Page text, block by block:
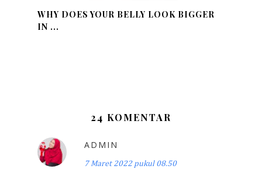
WHY DOES YOUR BELLY LOOK BIGGER
IN ...
24 KOMENTAR
ADMIN
7 Maret 2022 pukul 08.50